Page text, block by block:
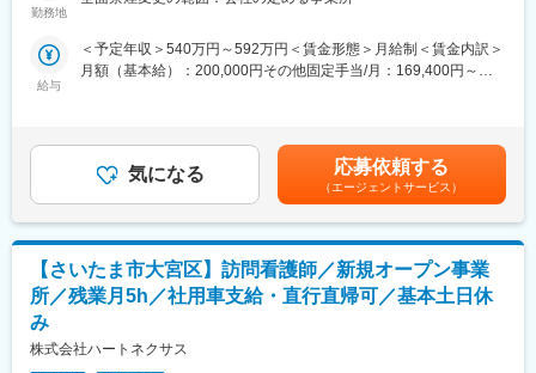
事例検討で実践力を向上させることが可能
・自社独自開発の領域別のe-learningコンテンツ（200本以上★）
ことも可能
・上記以外にも、希望する外部研修や学会参加、
特定行為研修受講や認定看護師資格取得支援の費用負担など、
■各種手当：
・住宅手当（近隣手当）：10,000円※勤務拠点から直線距離6km圏
内に居住する場合
・土日出勤手当：4,000円（月4回想定）
の運営・管理をお任せいたします。
【業務詳細】
■各エリアのエリアマネージャーを通じた、運営部分(利用者の支
援)の業務マネジメント全般
■各種行政対応(関係性構築、リスク管理・対応、コンプラ・事故
対応等）
■ホームの支援品質管理、改善・自社職員の労務把握(労務管理自
体は別部署労務課が担当)、改善
応
勤務地
給与
＜予定年収＞540万円～592万円＜賃金形態＞月給制＜賃金内訳＞
月額（基本給）：200,000円その他固定手当/月：169,400円～
業手当＞有＜給与補足＞◆賞与：無◆昇給：年1回（3月）※個人
の評価に応じて昇降給の場合あり賃金はあくまでも目安の金額で
あり、選考を通じて上下する可能性があります。月給(月額)は固定
手当を含めた表記です。
気になる 応募依頼する
（エージェントサービス）
【さいたま市大宮区】訪問看護師／新規オープン事業
所／残業月5h／社用車支給・直行直帰可／基本土日休
み
株式会社ハートネクサス